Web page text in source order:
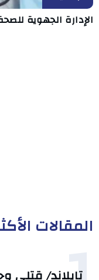
الإدارة الجهوية
المقالات
تايلاند/ قتلى